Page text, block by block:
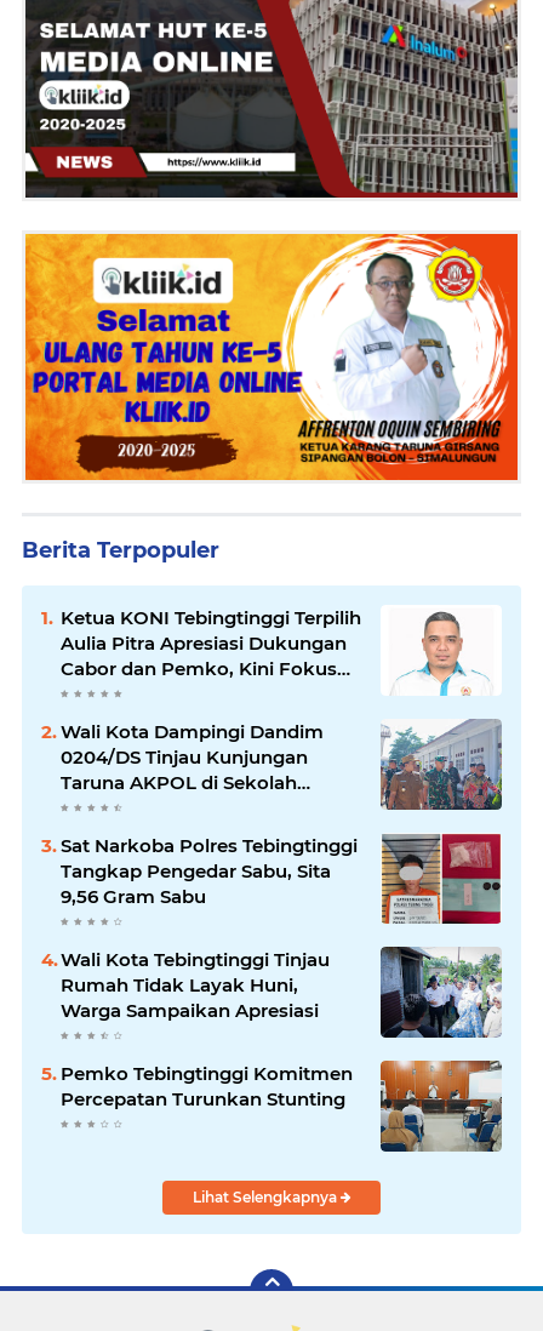
Berita Terpopuler
Ketua KONI Tebingtinggi Terpilih
Aulia Pitra Apresiasi Dukungan
Cabor dan Pemko, Kini Fokus
Menuju PORPROVSU 2026
Wali Kota Dampingi Dandim
0204/DS Tinjau Kunjungan
Taruna AKPOL di Sekolah
Rakyat Tebingtinggi
Sat Narkoba Polres Tebingtinggi
Tangkap Pengedar Sabu, Sita
9,56 Gram Sabu
Wali Kota Tebingtinggi Tinjau
Rumah Tidak Layak Huni,
Warga Sampaikan Apresiasi
Pemko Tebingtinggi Komitmen
Percepatan Turunkan Stunting
Lihat Selengkapnya